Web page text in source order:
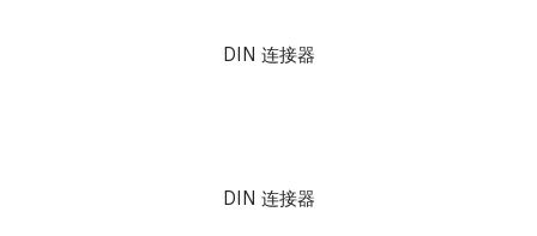
DIN 连接器
DIN 连接器